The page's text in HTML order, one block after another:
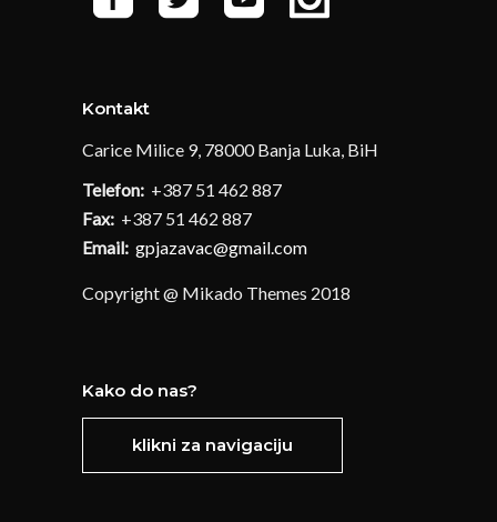
Kontakt
Carice Milice 9, 78000 Banja Luka, BiH
Telefon: +387 51 462 887
Fax: +387 51 462 887
Email: gpjazavac@gmail.com
Copyright @ Mikado Themes 2018
Kako do nas?
klikni za navigaciju